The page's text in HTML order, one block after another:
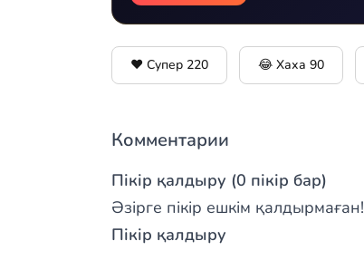
❤️ Супер 220 😂 Хаха 90
Комментарии
Пікір қалдыру (0 пікір бар)
Әзірге пікір ешкім қалдырмаған!
Пікір қалдыру